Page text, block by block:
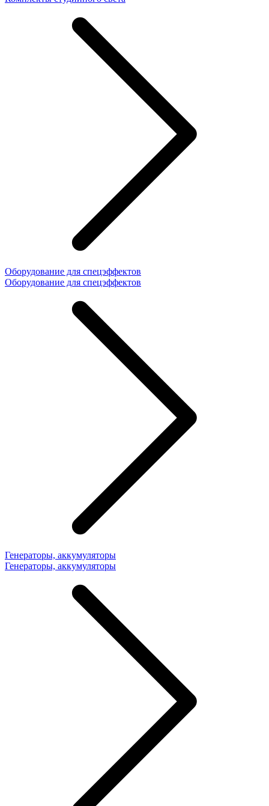
Оборудование для спецэффектов
Оборудование для спецэффектов
Генераторы, аккумуляторы
Генераторы, аккумуляторы